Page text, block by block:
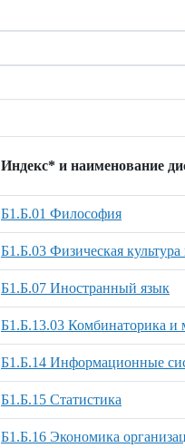
Индекс* и наименование
Б1.Б.01 Философия
Б1.Б.03 Физическая культура
Б1.Б.07 Иностранный язык
Б1.Б.13.03 Комбинаторика и
Б1.Б.14 Информационные
Б1.Б.15 Статистика
Б1.Б.16 Экономика